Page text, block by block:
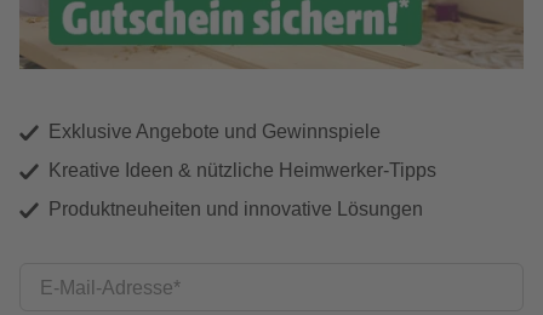
Exklusive Angebote und Gewinnspiele
Kreative Ideen & nützliche Heimwerker-Tipps
Produktneuheiten und innovative Lösungen
E-Mail-Adresse